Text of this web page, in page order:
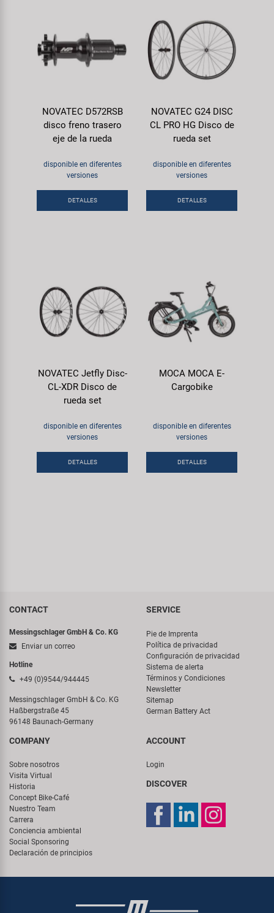
NOVATEC D572RSB
disco freno trasero
eje de la rueda
disponible en diferentes
versiones
DETALLES
NOVATEC G24 DISC
CL PRO HG Disco de
rueda set
disponible en diferentes
versiones
DETALLES
NOVATEC Jetfly Disc-
CL-XDR Disco de
rueda set
disponible en diferentes
versiones
DETALLES
MOCA MOCA E-
Cargobike
disponible en diferentes
versiones
DETALLES
CONTACT
Messingschlager GmbH & Co. KG
Enviar un correo
Hotline
+49 (0)9544/944445
Messingschlager GmbH & Co. KG
Haßbergstraße 45
96148 Baunach-Germany
SERVICE
Pie de Imprenta
Política de privacidad
Configuración de privacidad
Sistema de alerta
Términos y Condiciones
Newsletter
Sitemap
German Battery Act
COMPANY
Sobre nosotros
Visita Virtual
Historia
Concept Bike-Café
Nuestro Team
Carrera
Conciencia ambiental
Social Sponsoring
Declaración de principios
ACCOUNT
Login
DISCOVER